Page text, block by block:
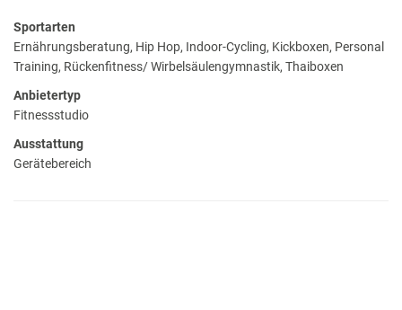
Sportarten
Ernährungsberatung, Hip Hop, Indoor-Cycling, Kickboxen, Personal
Training, Rückenfitness/ Wirbelsäulengymnastik, Thaiboxen
Anbietertyp
Fitnessstudio
Ausstattung
Gerätebereich